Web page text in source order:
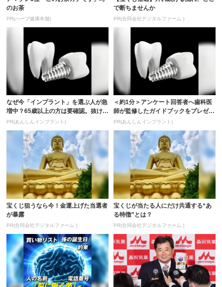
のお茶
PR(ハーブ健康本舗)
で断ちませんか
PR(合同会社デジタルファーム )
なぜ今「インプラント」を選ぶ人が急
増中？65歳以上の方は要確認。抜けた
歯の放置は...
PR(あんしんインプラント)
＜約1分＞アンケート回答者へ歯科医
師が監修したガイドブックをプレゼン
ト。65歳以...
PR(あんしんインプラント)
宝くじ狙うなら今！金運上げた当選者
が暴露
PR(合同会社デジタルファーム )
宝くじが当たる人にだけ共通する“あ
る特徴”とは？
PR(合同会社デジタルファーム )